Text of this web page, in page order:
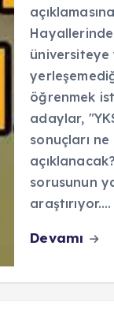
üniversiteye
öğrenmek
adaylar,
sonuçları ne
sorusunun
araştırıyor.…
Devamı